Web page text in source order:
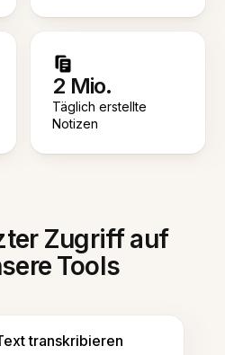
2 Mio.
Täglich erstellte
Notizen
Zugriff auf
Tools
transkribieren